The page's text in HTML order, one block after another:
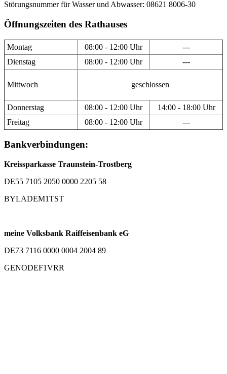
Störungsnummer für Wasser und Abwasser: 08621 8006-30
Öffnungszeiten des Rathauses
Montag 08:00 - 12:00 Uhr
---
Dienstag
08:00 - 12:00 Uhr ---
Mittwoch geschlossen
Donnerstag 08:00 - 12:00 Uhr
14:00 - 18:00 Uhr
Freitag
08:00 - 12:00 Uhr ---
Bankverbindungen:
Kreissparkasse Traunstein-Trostberg
DE55 7105 2050 0000 2205 58
BYLADEM1TST
meine Volksbank Raiffeisenbank eG
DE73 7116 0000 0004 2004 89
GENODEF1VRR